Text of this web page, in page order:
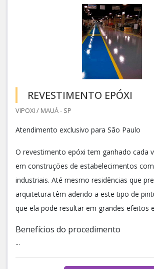
REVESTIMENTO EPÓXI
VIPOXI / MAUÁ - SP
Atendimento exclusivo para São Paulo
O revestimento epóxi tem ganhado cada
em construções de estabelecimentos
industriais. Até mesmo residências que
arquitetura têm aderido a este tipo de
que ela pode resultar em grandes efeitos
Benefícios do procedimento
...